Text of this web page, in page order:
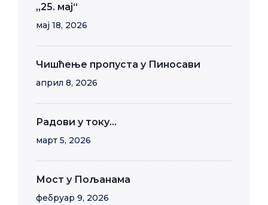
„25. мај“
мај 18, 2026
Чишћење пропуста у Пиносави
април 8, 2026
Радови у току…
март 5, 2026
Мост у Пољанама
фебруар 9, 2026